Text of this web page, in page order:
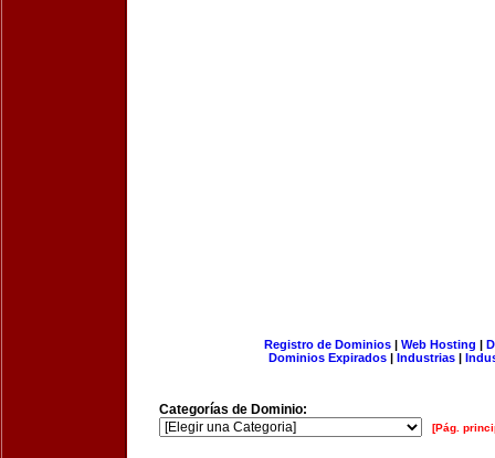
Registro de Dominios| Web Hosting |
Dominios Expirados | Industrias |
Categorías de Dominio:
[Pág.